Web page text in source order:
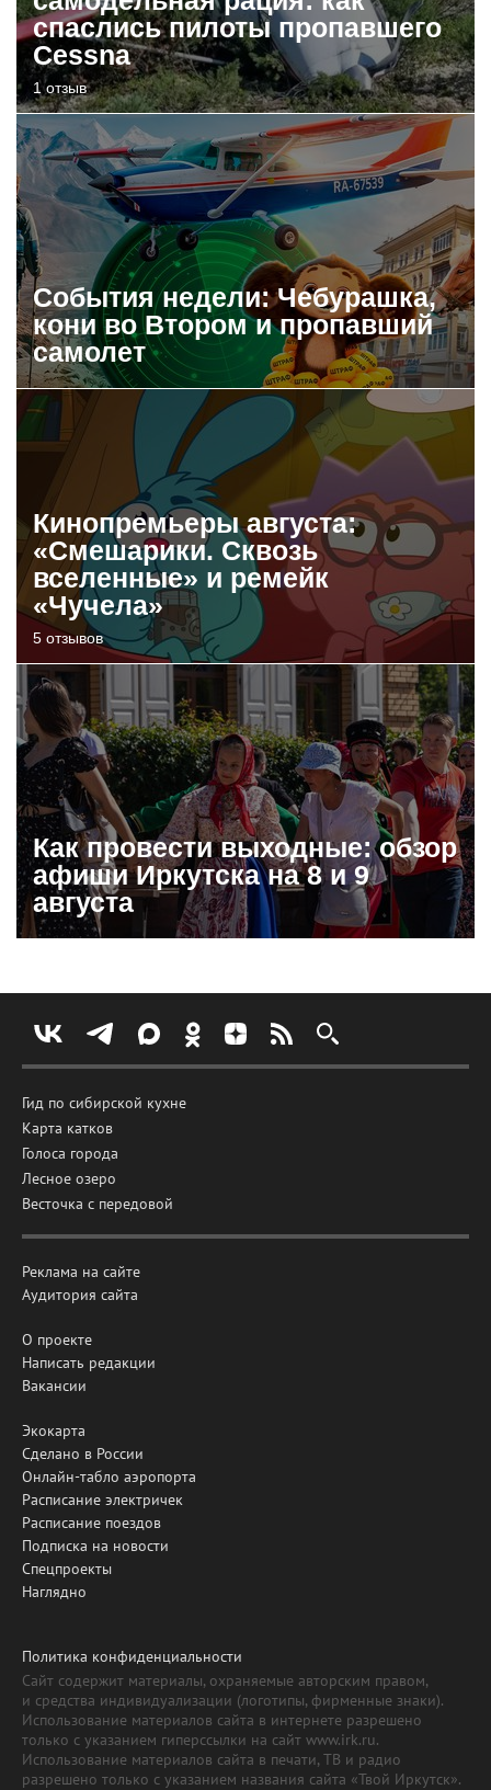
спаслись пилоты пропавшего
Cessna
1 отзыв
События недели: Чебурашка,
кони во Втором и пропавший
самолет
Кинопремьеры августа:
«Смешарики. Сквозь
вселенные» и ремейк
«Чучела»
5 отзывов
Как провести выходные: обзор
афиши Иркутска на 8 и 9
августа
Гид по сибирской кухне
Карта катков
Голоса города
Лесное озеро
Весточка с передовой
Реклама на сайте
Аудитория сайта
О проекте
Написать редакции
Вакансии
Экокарта
Сделано в России
Онлайн-табло аэропорта
Расписание электричек
Расписание поездов
Подписка на новости
Спецпроекты
Наглядно
Политика конфиденциальности
Сайт содержит материалы, охраняемые авторским правом,
и средства индивидуализации (логотипы, фирменные знаки).
Использование материалов сайта в интернете разрешено
только с указанием гиперссылки на сайт www.irk.ru.
Использование материалов сайта в печати, ТВ и радио
разрешено только с указанием названия сайта «Твой Иркутск».